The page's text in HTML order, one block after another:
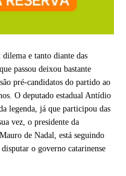
e tanto diante das
passou deixou bastante
pré-candidatos do partido ao
O deputado estadual Antídio
legenda, já que participou das
vez, o presidente da
de Nadal, está seguindo
o governo catarinense